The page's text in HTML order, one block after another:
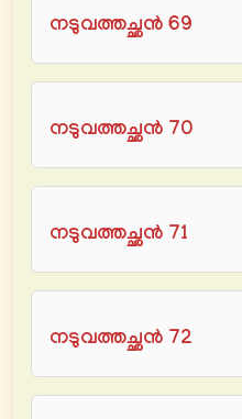
നടുവത്തച്ഛൻ 69
നടുവത്തച്ഛൻ 70
നടുവത്തച്ഛൻ 71
നടുവത്തച്ഛൻ 72